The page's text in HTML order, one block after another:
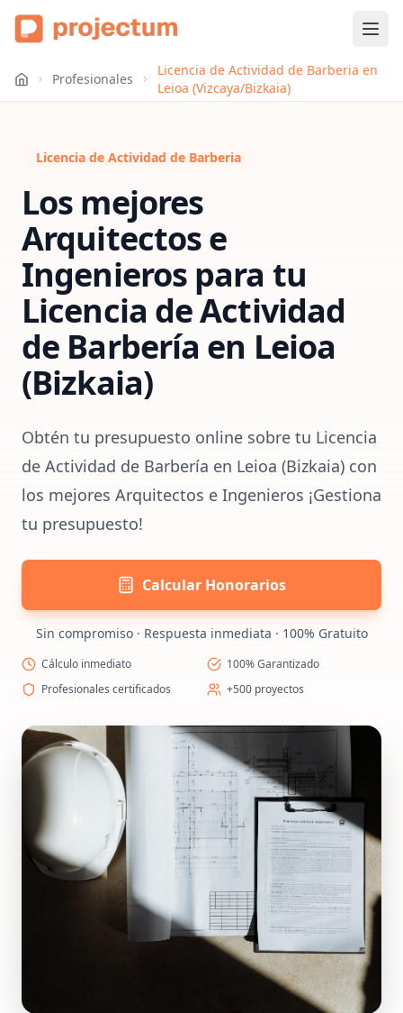
Profesionales
Licencia de Actividad de Barberia en
Leioa (Vizcaya/Bizkaia)
Licencia de Actividad de Barberia
Los mejores
Arquitectos e
Ingenieros para tu
Licencia de Actividad
de Barbería en Leioa
(Bizkaia)
Obtén tu presupuesto online sobre tu Licencia
de Actividad de Barbería en Leioa (Bizkaia) con
los mejores Arquitectos e Ingenieros ¡Gestiona
tu presupuesto!
Calcular Honorarios
Sin compromiso · Respuesta inmediata · 100% Gratuito
Cálculo inmediato
100% Garantizado
Profesionales certificados
+500 proyectos